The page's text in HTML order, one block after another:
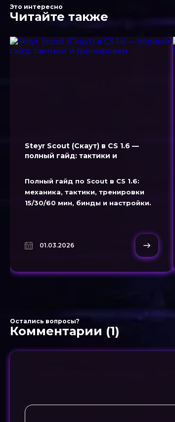
Это интересно
Читайте также
Steyr Scout (Скаут) в CS 1.6 —
полный гайд: тактики и
Полный гайд по Scout в CS 1.6:
механика, тактики, тренировки
15/30/60 мин, бинды и настройки.
01.03.2026
Остались вопросы?
Комментарии (1)